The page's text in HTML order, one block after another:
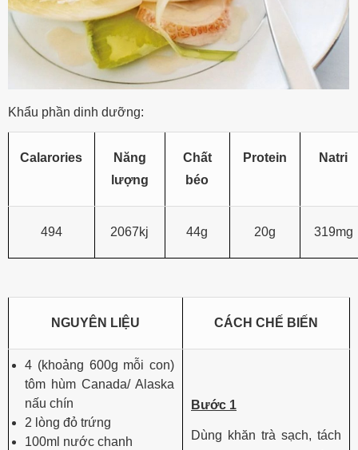
Khẩu phần dinh dưỡng:
Calarories
Năng
lượng
Chất
béo
Protein Natri
494 2067kj 44g 20g 319mg
NGUYÊN LIỆU CÁCH CHẾ BIẾN
4 (khoảng 600g mỗi con)
tôm hùm Canada/ Alaska
nấu chín
2 lòng đỏ trứng
100ml nước chanh
Bước 1
Dùng khăn trà sạch, tách